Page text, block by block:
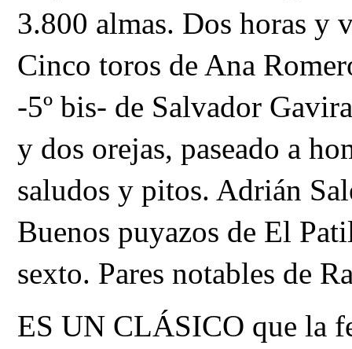
Cinco toros de Ana
-5º bis- de Salvador
y dos orejas, paseado a
Buenos puyazos de El
sexto. Pares notables de
ES UN CLÁSICO que la